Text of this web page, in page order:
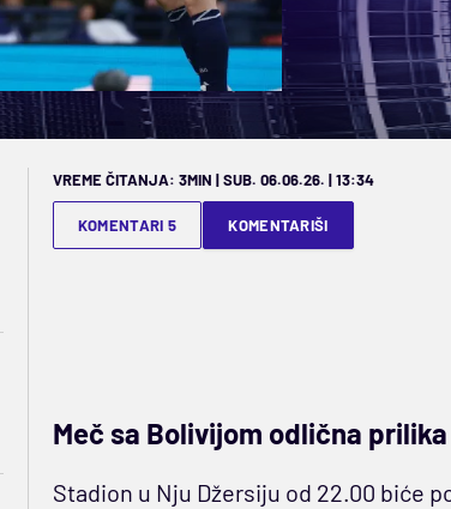
VREME ČITANJA: 3MIN | SUB. 06.06.26. | 13:34
KOMENTARI 5 KOMENTARIŠI
Meč sa Bolivijom odlična
Stadion u Nju Džersiju od 22.00 biće